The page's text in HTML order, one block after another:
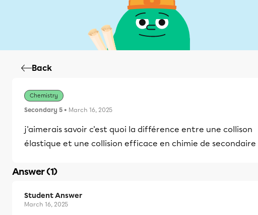
Back
Chemistry
Secondary 5 • March 16, 2025
j'aimerais savoir c'est quoi la différence entre une collison
élastique et une collision efficace en chimie de secondaire
Answer (1)
Student Answer
March 16, 2025